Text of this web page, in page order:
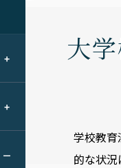
大
学校教
的な状